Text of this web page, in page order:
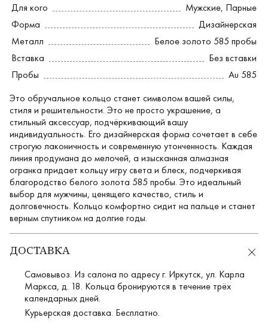
Для кого Мужские, Парные
Форма
Дизайнерская
Металл
Белое золото 585 пробы
Вставка
Без вставки
Пробы
Au 585
Это обручальное кольцо станет символом вашей силы,
стиля и решительности. Это не просто украшение, а
стильный аксессуар, подчёркивающий вашу
индивидуальность. Его дизайнерская форма сочетает в себе
строгую лаконичность и современную утонченность. Каждая
линия продумана до мелочей, а изысканная алмазная
огранка придает кольцу игру света и блеск, подчеркивая
благородство белого золота 585 пробы. Это идеальный
выбор для мужчины, ценящего качество, стиль и
долговечность. Кольцо комфортно сидит на пальце и станет
верным спутником на долгие годы.
ДОСТАВКА
Самовывоз. Из салона по адресу г. Иркутск, ул. Карла
Маркса, д. 18. Кольца бронируются в течение трёх
календарных дней.
Курьерская доставка. Бесплатно.